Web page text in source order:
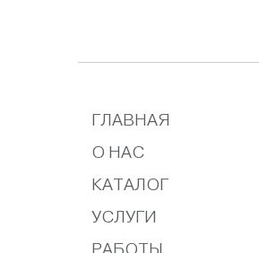
ГЛАВНАЯ
О НАС
КАТАЛОГ
УСЛУГИ
РАБОТЫ